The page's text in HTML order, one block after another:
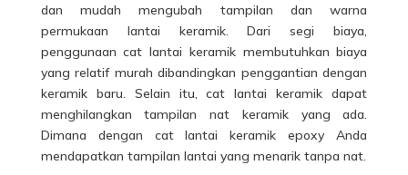
dan mudah mengubah tampilan dan warna
permukaan lantai keramik. Dari segi biaya,
penggunaan cat lantai keramik membutuhkan biaya
yang relatif murah dibandingkan penggantian dengan
keramik baru. Selain itu, cat lantai keramik dapat
menghilangkan tampilan nat keramik yang ada.
Dimana dengan cat lantai keramik epoxy Anda
mendapatkan tampilan lantai yang menarik tanpa nat.